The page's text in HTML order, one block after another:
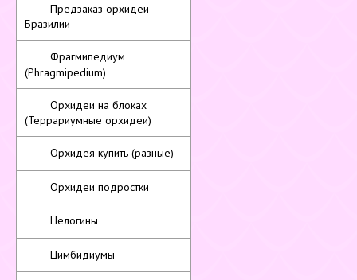
Предзаказ орхидеи
Бразилии
Фрагмипедиум
(Phragmipedium)
Орхидеи на блоках
(Террариумные орхидеи)
Орхидея купить (разные)
Орхидеи подростки
Целогины
Цимбидиумы